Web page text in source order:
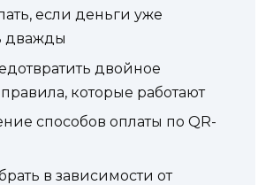
если деньги уже
дважды
двойное
которые работают
способов оплаты по QR-
в зависимости от